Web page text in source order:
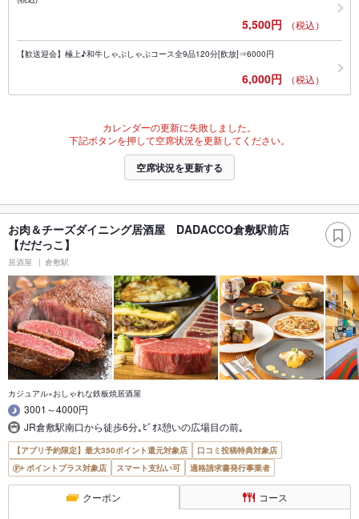
5,500円 （税込）
【歓送迎会】極上♪和牛しゃぶしゃぶコース全9品120分[飲放]⇒6000円
6,000円 （税込）
カレンダーの更新に失敗しました。
下記ボタンを押して空席状況を更新してください。
空席状況を更新する
お肉＆チーズダイニング居酒屋 DADACCO倉敷駅前店
【だだっこ】
居酒屋 倉敷駅
カジュアル×おしゃれな鉄板焼居酒屋
3001～4000円
JR倉敷駅南口から徒歩6分｡ﾋﾞｵｽ憩いの広場目の前｡
【アプリ予約限定】最大350ポイント還元対象店
口コミ投稿特典対象店
ポイントプラス対象店
スマート支払い可 適格請求書発行事業者
クーポン コース